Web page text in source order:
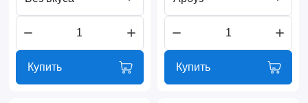
Купить Купить